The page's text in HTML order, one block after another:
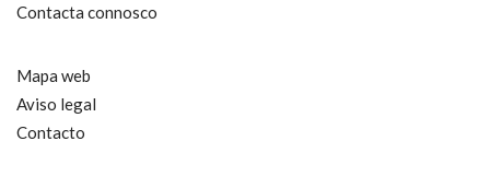
Contacta connosco
Mapa web
Aviso legal
Contacto